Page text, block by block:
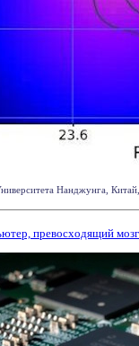
Нанджунга,
превосходящий